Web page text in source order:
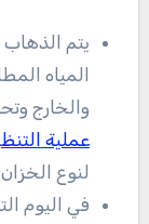
يتم
المياه
والخارج
عملية
لنوع
في اليوم